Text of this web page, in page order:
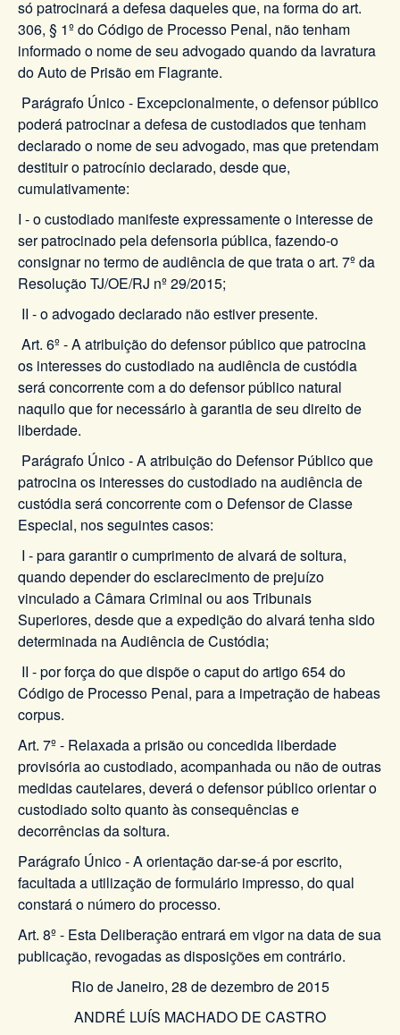
só patrocinará a defesa daqueles que, na forma do art.
306, § 1º do Código de Processo Penal, não tenham
informado o nome de seu advogado quando da lavratura
do Auto de Prisão em Flagrante.
Parágrafo Único - Excepcionalmente, o defensor público
poderá patrocinar a defesa de custodiados que tenham
declarado o nome de seu advogado, mas que pretendam
destituir o patrocínio declarado, desde que,
cumulativamente:
I - o custodiado manifeste expressamente o interesse de
ser patrocinado pela defensoria pública, fazendo-o
consignar no termo de audiência de que trata o art. 7º da
Resolução TJ/OE/RJ nº 29/2015;
II - o advogado declarado não estiver presente.
Art. 6º - A atribuição do defensor público que patrocina
os interesses do custodiado na audiência de custódia
será concorrente com a do defensor público natural
naquilo que for necessário à garantia de seu direito de
liberdade.
Parágrafo Único - A atribuição do Defensor Público que
patrocina os interesses do custodiado na audiência de
custódia será concorrente com o Defensor de Classe
Especial, nos seguintes casos:
I - para garantir o cumprimento de alvará de soltura,
quando depender do esclarecimento de prejuízo
vinculado a Câmara Criminal ou aos Tribunais
Superiores, desde que a expedição do alvará tenha sido
determinada na Audiência de Custódia;
II - por força do que dispõe o caput do artigo 654 do
Código de Processo Penal, para a impetração de habeas
corpus.
Art. 7º - Relaxada a prisão ou concedida liberdade
provisória ao custodiado, acompanhada ou não de outras
medidas cautelares, deverá o defensor público orientar o
custodiado solto quanto às consequências e
decorrências da soltura.
Parágrafo Único - A orientação dar-se-á por escrito,
facultada a utilização de formulário impresso, do qual
constará o número do processo.
Art. 8º - Esta Deliberação entrará em vigor na data de sua
publicação, revogadas as disposições em contrário.
Rio de Janeiro, 28 de dezembro de 2015
ANDRÉ LUÍS MACHADO DE CASTRO